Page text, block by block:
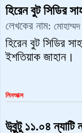
হিরেন বুট সিডির
লেখকের নাম:
হিরেন বুট সিডির
ইশতিয়াক জাহান।
লিনআক্স
উবুন্টু ১১.০৪